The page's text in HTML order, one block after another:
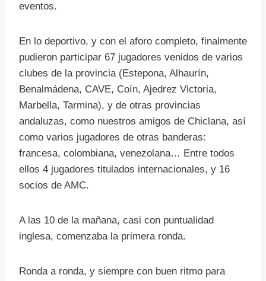
eventos.
En lo deportivo, y con el aforo completo, finalmente
pudieron participar 67 jugadores venidos de varios
clubes de la provincia (Estepona, Alhaurín,
Benalmádena, CAVE, Coín, Ajedrez Victoria,
Marbella, Tarmina), y de otras provincias
andaluzas, como nuestros amigos de Chiclana, así
como varios jugadores de otras banderas:
francesa, colombiana, venezolana… Entre todos
ellos 4 jugadores titulados internacionales, y 16
socios de AMC.
A las 10 de la mañana, casi con puntualidad
inglesa, comenzaba la primera ronda.
Ronda a ronda, y siempre con buen ritmo para